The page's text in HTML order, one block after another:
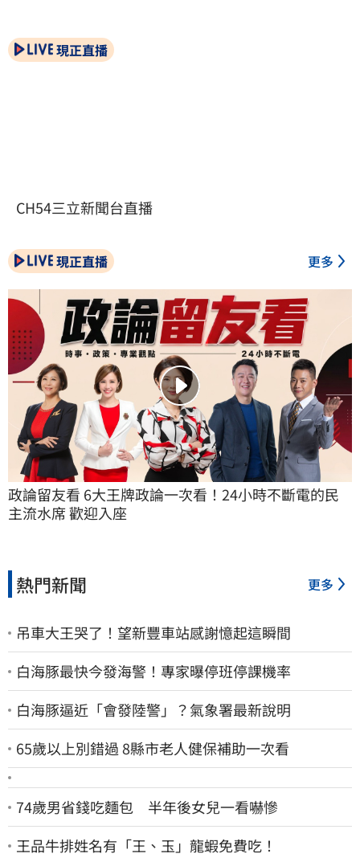
現正直播
CH54三立新聞台直播
現正直播 更多
政論留友看 6大王牌政論一次看！24小時不斷電的民
主流水席 歡迎入座
熱門新聞 更多
吊車大王哭了！望新豐車站感謝憶起這瞬間
白海豚最快今發海警！專家曝停班停課機率
白海豚逼近「會發陸警」？氣象署最新說明
65歲以上別錯過 8縣市老人健保補助一次看
74歲男省錢吃麵包 半年後女兒一看嚇慘
王品牛排姓名有「王、玉」龍蝦免費吃！